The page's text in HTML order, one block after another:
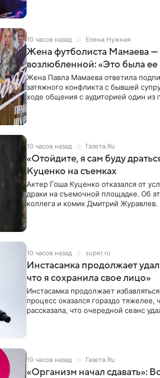
10 часов назад Елена Нужная
Жена футболиста Мамаева —
возлюбленной: «Это была ее
Жена Павла Мамаева ответила
затяжного конфликта с бывшей
ходе общения с аудиторией один из
10 часов назад Газета.Ru
«Отойдите, я сам буду
Куценко на съемках
Актер Гоша Куценко отказался от
драки на съемочной площадке. Об
коллега и комик Дмитрий Журавлев.
10 часов назад super.ru
Инстасамка продолжает
что я сохранила свое лицо»
Инстасамка продолжает
процесс оказался гораздо
рассказала, что очередной сеанс
10 часов назад Газета.Ru
«Организм начал сдавать»: